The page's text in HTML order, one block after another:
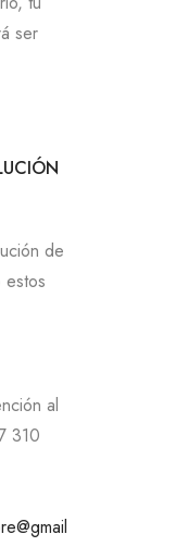
ser
de
estos
al
310